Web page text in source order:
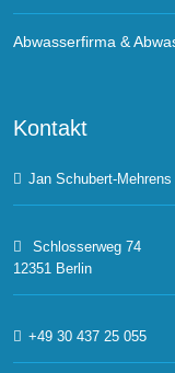
Abwasserfirma &
Kontakt
Jan Schubert-
Schlosserweg 74
12351 Berlin
+49 30 437 25 055